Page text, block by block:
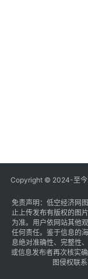
Copyright © 2024-至今.
免责声明：低空经济网
止上传发布有版权的图
为准。用户依网站其他
任何责任。鉴于信息的
息绝对准确性、完整性
或信息发布者再次核实
图侵权联